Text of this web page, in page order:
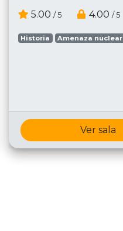
5.00 / 5 4.00 / 5
Historia Amenaza nuclear
Ver sala